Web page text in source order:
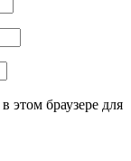
этом браузере для